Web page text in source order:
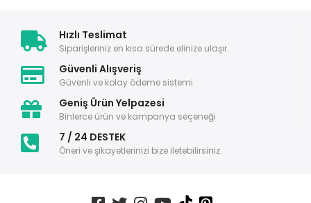
Hızlı Teslimat
Siparişleriniz en kısa sürede elinize ulaşır.
Güvenli Alışveriş
Güvenli ve kolay ödeme sistemi
Geniş Ürün Yelpazesi
Binlerce ürün ve kampanya seçeneği
7 / 24 DESTEK
Öneri ve şikayetlerinizi bize iletebilirsiniz.